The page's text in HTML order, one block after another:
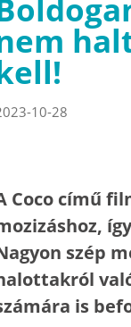
10-28
Coco című
szép
is